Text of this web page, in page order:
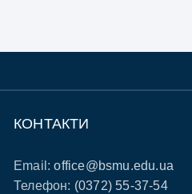
КОНТАКТИ
Email:office@bsmu.edu.ua
Телефон: (0372) 55-37-54